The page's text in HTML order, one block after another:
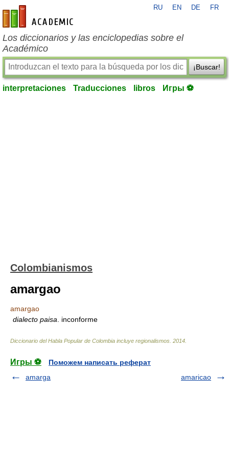
es-academic.com
RU EN DE FR
Los diccionarios y las enciclopedias sobre el
Académico
¡Buscar!
interpretaciones Traducciones libros Игры ⚽
Colombianismos
amargao
amargao
dialecto paisa . inconforme
Diccionario del Habla Popular de Colombia incluye regionalismos 2014
Игры ⚽
Поможем написать реферат
amarga
amaricao